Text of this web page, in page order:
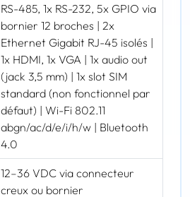
RS-485, 1x RS-232, 5x GPIO via
bornier 12 broches | 2x
Ethernet Gigabit RJ-45 isolés |
1x HDMI, 1x VGA | 1x audio out
(jack 3,5 mm) | 1x slot SIM
standard (non fonctionnel par
défaut) | Wi-Fi 802.11
abgn/ac/d/e/i/h/w | Bluetooth
4.0
12–36 VDC via connecteur
creux ou bornier